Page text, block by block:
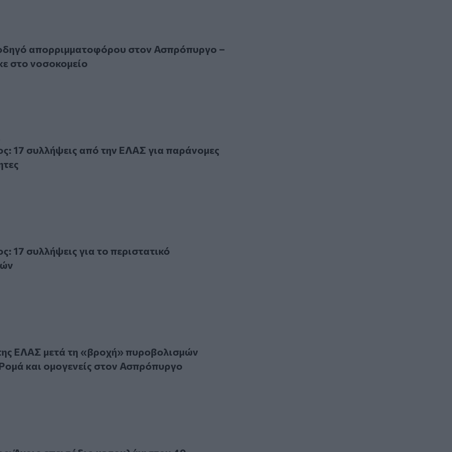
απορριμματοφόρου στον Ασπρόπυργο – Μεταφέρθηκε στο νοσοκομείο
απορριμματοφόρου στον Ασπρόπυργο –
στο νοσοκομείο
συλλήψεις από την ΕΛΑΣ για παράνομες δραστηριότητες
17 συλλήψεις από την ΕΛΑΣ για παράνομες
συλλήψεις για το περιστατικό πυροβολισμών
17 συλλήψεις για το περιστατικό
μετά τη «βροχή» πυροβολισμών ανάμεσα σε Ρομά και ομογενείς στον Ασπρόπυργο
ΕΛΑΣ μετά τη «βροχή» πυροβολισμών
και ομογενείς στον Ασπρόπυργο
επεισόδιο με τουλάχιστον 40 πυροβολισμούς